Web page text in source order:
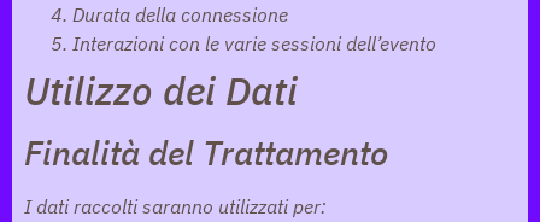
Durata della connessione
Interazioni con le varie sessioni dell’evento
Utilizzo dei Dati
Finalità del Trattamento
I dati raccolti saranno utilizzati per: